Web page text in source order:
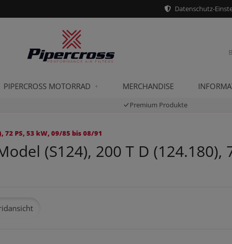
Datenschutz-
PIPERCROSS MOTORRAD MERCHANDISE
Premium Produkte
72 PS, 53 kW, 09/85 bis 08/91
(S124), 200 T D